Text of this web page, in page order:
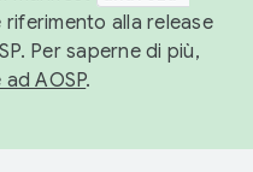
alla release
Per saperne di più,
AOSP.